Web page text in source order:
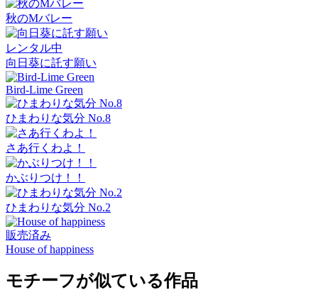
秋のMバレー
レンタル中
向日葵に託す願い
Bird-Lime Green
ひまわりな気分 No.8
さあ行くわよ！
かぶりつけ！！
ひまわりな気分 No.2
販売済み
House of happiness
モチーフが似ている作品